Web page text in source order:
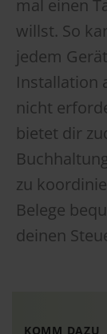
mal einen
willst. So
jedem
Installation
nicht
bietet dir
zu
Belege
deinen
KOMM DAZU